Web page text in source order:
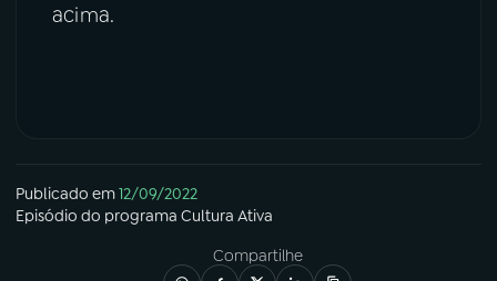
acima.
Publicado em12/09/2022
Episódio do programa Cultura Ativa
Compartilhe